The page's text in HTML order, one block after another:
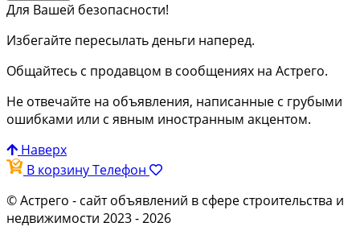
Для Вашей безопасности!
Избегайте пересылать деньги наперед.
Общайтесь с продавцом в сообщениях на Астрего.
Не отвечайте на объявления, написанные с грубыми
ошибками или с явным иностранным акцентом.
Наверх
В корзинуТелефон
© Астрего - сайт объявлений в сфере строительства и
недвижимости 2023 - 2026